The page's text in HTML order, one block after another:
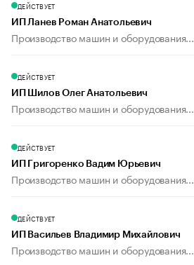
ДЕЙСТВУЕТ
ИП Ланев Роман Анатольевич
Производство машин и оборудования...
ДЕЙСТВУЕТ
ИП Шилов Олег Анатольевич
Производство машин и оборудования...
ДЕЙСТВУЕТ
ИП Григоренко Вадим Юрьевич
Производство машин и оборудования...
ДЕЙСТВУЕТ
ИП Васильев Владимир Михайлович
Производство машин и оборудования...